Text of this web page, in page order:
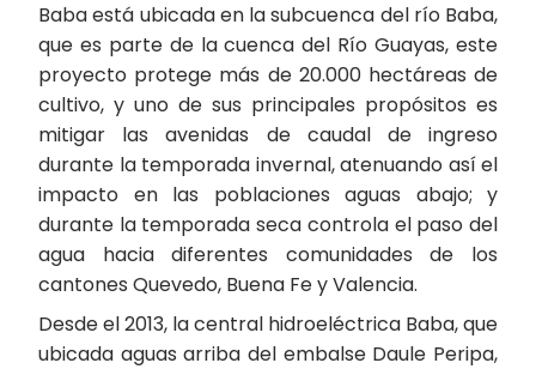
Baba está ubicada en la subcuenca del río Baba,
que es parte de la cuenca del Río Guayas, este
proyecto protege más de 20.000 hectáreas de
cultivo, y uno de sus principales propósitos es
mitigar las avenidas de caudal de ingreso
durante la temporada invernal, atenuando así el
impacto en las poblaciones aguas abajo; y
durante la temporada seca controla el paso del
agua hacia diferentes comunidades de los
cantones Quevedo, Buena Fe y Valencia.
Desde el 2013, la central hidroeléctrica Baba, que
ubicada aguas arriba del embalse Daule Peripa,